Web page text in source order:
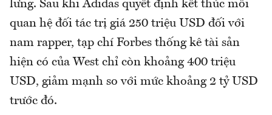
lưng. Sau khi Adidas quyết định kết thúc mối
quan hệ đối tác trị giá 250 triệu USD đối với
nam rapper, tạp chí Forbes thống kê tài sản
hiện có của West chỉ còn khoảng 400 triệu
USD, giảm mạnh so với mức khoảng 2 tỷ USD
trước đó.